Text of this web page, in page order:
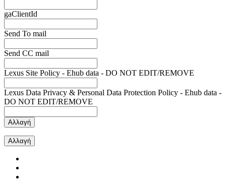
gaClientId
Send To mail
Send CC mail
Lexus Site Policy - Ehub data - DO NOT EDIT/REMOVE
Lexus Data Privacy & Personal Data Protection Policy - Ehub data -
DO NOT EDIT/REMOVE
Αλλαγή
Αλλαγή